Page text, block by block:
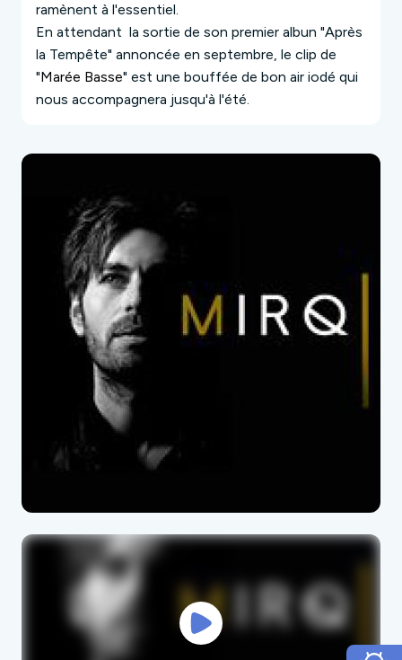
ramènent à l'essentiel.
En attendant la sortie de son premier albun "Après
la Tempête" annoncée en septembre, le clip de
"Marée Basse" est une bouffée de bon air iodé qui
nous accompagnera jusqu'à l'été.